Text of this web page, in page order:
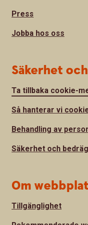
Press
Jobba hos oss
Säkerhet
Ta tillbaka cookie-
Så hanterar vi
Behandling av
Säkerhet och
Om
Tillgänglighet